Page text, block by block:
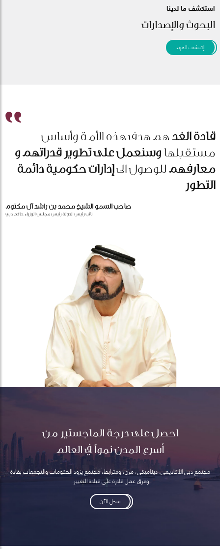
استكشف ما لدينا
البحوث والإصدارات
إكتشف المزيد
قادة الغدهم هدف هذه الأمة وأساس
مستقبلهاوسنعمل على تطوير قدراتهم و
معارفهمللوصول الىإدارات حكومية دائمة
التطور
صاحب السمو الشيخ محمد بن راشد آل مكتوم
نائب رئيس الدولة رئيس مجلس الوزراء حاكم دبي
احصل على درجة الماجستير من
أسرع المدن نمواً في العالم
مجتمع دبي الأكاديمي: ديناميكي، مرن، ومترابط، مجتمع يزود الحكومات والتجمعات بقادة
وفرق عمل قادرة على قيادة التغيير.
سجل الآن